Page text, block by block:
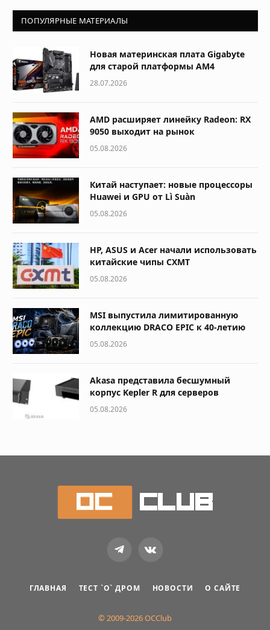
ПОПУЛЯРНЫЕ МАТЕРИАЛЫ
Новая материнская плата Gigabyte
для старой платформы AM4
28.07.2026
AMD расширяет линейку Radeon: RX
9050 выходит на рынок
05.08.2026
Китай наступает: новые процессоры
Huawei и GPU от Lì Suàn
05.08.2026
HP, ASUS и Acer начали использовать
китайские чипы CXMT
05.08.2026
MSI выпустила лимитированную
коллекцию DRACO EPIC к 40-летию
05.08.2026
Akasa представила бесшумный
корпус Kepler R для серверов
05.08.2026
TelegramVKontakte
ГЛАВНАЯ ТЕСТ `О` ДРОМ НОВОСТИ О САЙТЕ
© 2009-2026 OCClub